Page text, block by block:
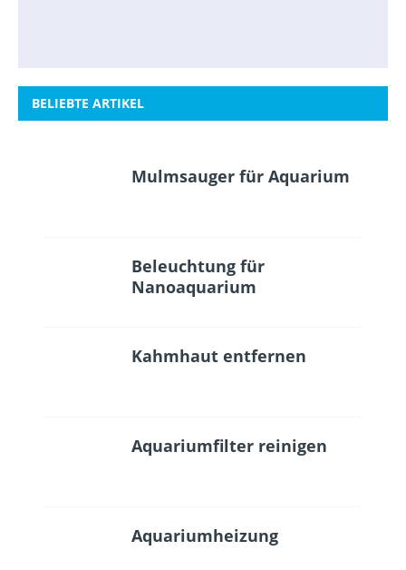
BELIEBTE ARTIKEL
Mulmsauger für Aquarium
Beleuchtung für
Nanoaquarium
Kahmhaut entfernen
Aquariumfilter reinigen
Aquariumheizung